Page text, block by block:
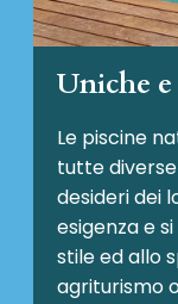
Uniche
Le piscine
tutte
desideri dei
esigenza e
stile ed allo
agriturismo